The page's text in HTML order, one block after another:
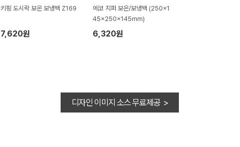
키핑 도시락 보온 보냉백 Z169
7,620원
에코 지퍼 보온/보냉백 (250x1
45x250x145mm)
6,320원
디자인 이미지 소스 무료제공 >